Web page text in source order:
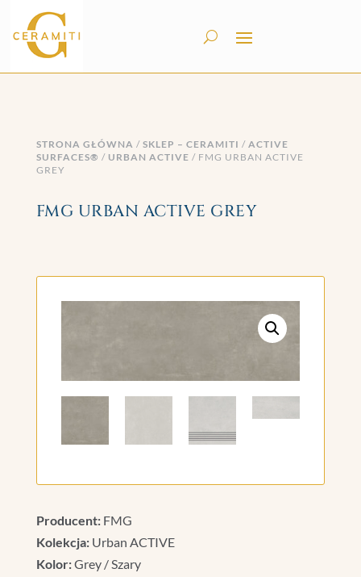
STRONA GŁÓWNA / SKLEP – CERAMITI / ACTIVE
SURFACES® / URBAN ACTIVE / FMG URBAN ACTIVE
GREY
FMG URBAN ACTIVE GREY
Producent:FMG
Kolekcja:Urban ACTIVE
Kolor:Grey / Szary